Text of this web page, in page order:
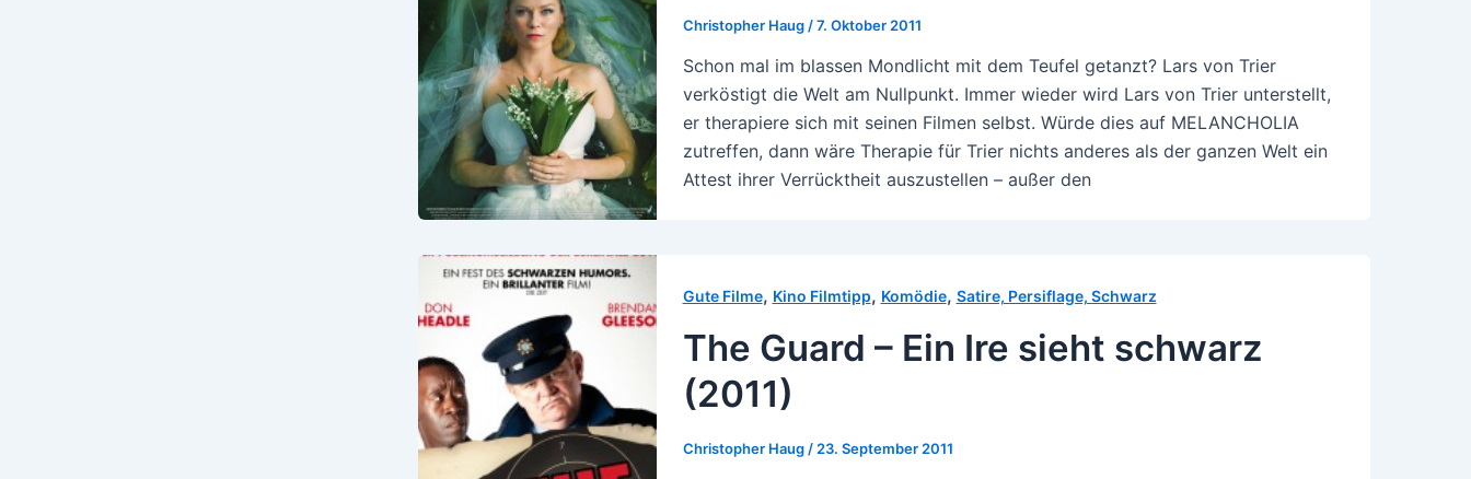
Christopher Haug /7. Oktober 2011
Schon mal im blassen Mondlicht mit dem Teufel getanzt? Lars von Trier
verköstigt die Welt am Nullpunkt. Immer wieder wird Lars von Trier unterstellt,
er therapiere sich mit seinen Filmen selbst. Würde dies auf MELANCHOLIA
zutreffen, dann wäre Therapie für Trier nichts anderes als der ganzen Welt ein
Attest ihrer Verrücktheit auszustellen – außer den
Gute Filme, Kino Filmtipp, Komödie, Satire, Persiflage, Schwarz
The Guard – Ein Ire sieht schwarz
(2011)
Christopher Haug / 23. September 2011